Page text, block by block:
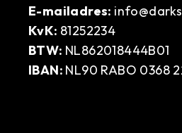
E-mailadres:
KvK: 81252234
BTW: NL862018444B01
IBAN: NL90 RABO 0368